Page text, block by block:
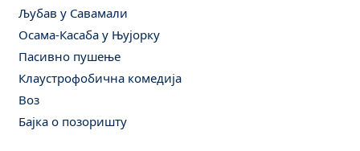
Љубав у Савамали
Осама-Касаба у Њујорку
Пасивно пушење
Клаустрофобична комедија
Воз
Бајка о позоришту